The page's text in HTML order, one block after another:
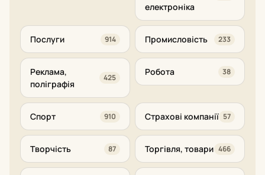
електроніка
Послуги 914 Промисловість 233
Реклама,
поліграфія
425
Робота 38
Спорт 910 Страхові компанії 57
Творчість 87 Торгівля, товари 466